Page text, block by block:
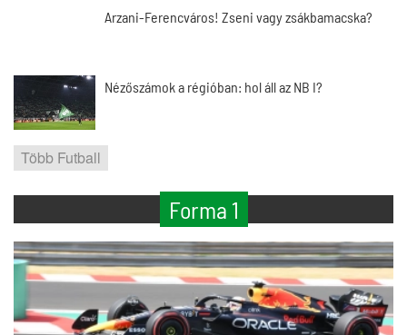
Arzani-Ferencváros! Zseni vagy zsákbamacska?
Nézőszámok a régióban: hol áll az NB I?
Több Futball
Forma 1